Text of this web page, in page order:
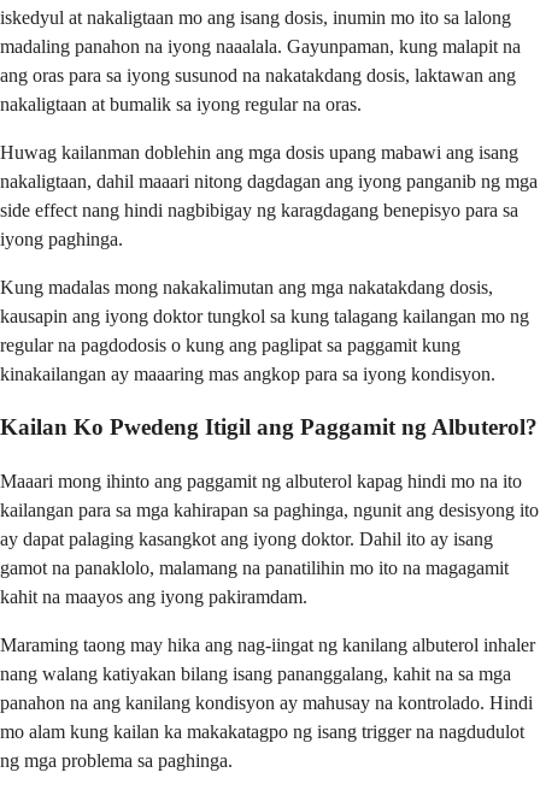
iskedyul at nakaligtaan mo ang isang dosis, inumin mo ito sa lalong
madaling panahon na iyong naaalala. Gayunpaman, kung malapit na
ang oras para sa iyong susunod na nakatakdang dosis, laktawan ang
nakaligtaan at bumalik sa iyong regular na oras.
Huwag kailanman doblehin ang mga dosis upang mabawi ang isang
nakaligtaan, dahil maaari nitong dagdagan ang iyong panganib ng mga
side effect nang hindi nagbibigay ng karagdagang benepisyo para sa
iyong paghinga.
Kung madalas mong nakakalimutan ang mga nakatakdang dosis,
kausapin ang iyong doktor tungkol sa kung talagang kailangan mo ng
regular na pagdodosis o kung ang paglipat sa paggamit kung
kinakailangan ay maaaring mas angkop para sa iyong kondisyon.
Kailan Ko Pwedeng Itigil ang Paggamit ng Albuterol?
Maaari mong ihinto ang paggamit ng albuterol kapag hindi mo na ito
kailangan para sa mga kahirapan sa paghinga, ngunit ang desisyong ito
ay dapat palaging kasangkot ang iyong doktor. Dahil ito ay isang
gamot na panaklolo, malamang na panatilihin mo ito na magagamit
kahit na maayos ang iyong pakiramdam.
Maraming taong may hika ang nag-iingat ng kanilang albuterol inhaler
nang walang katiyakan bilang isang pananggalang, kahit na sa mga
panahon na ang kanilang kondisyon ay mahusay na kontrolado. Hindi
mo alam kung kailan ka makakatagpo ng isang trigger na nagdudulot
ng mga problema sa paghinga.